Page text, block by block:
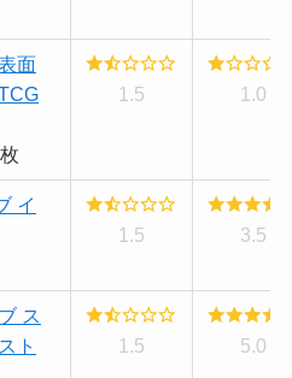
面
1.5 1.0
イ
1.5 3.5
ス
ト
1.5 5.0